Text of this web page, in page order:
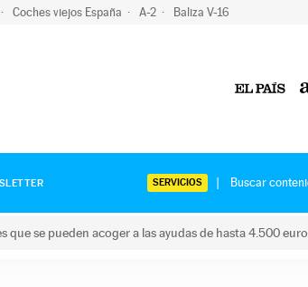
Coches viejos España A-2 Baliza V-16
SERVICIOS
se pueden acoger a las ayudas de hasta 4.500 euro